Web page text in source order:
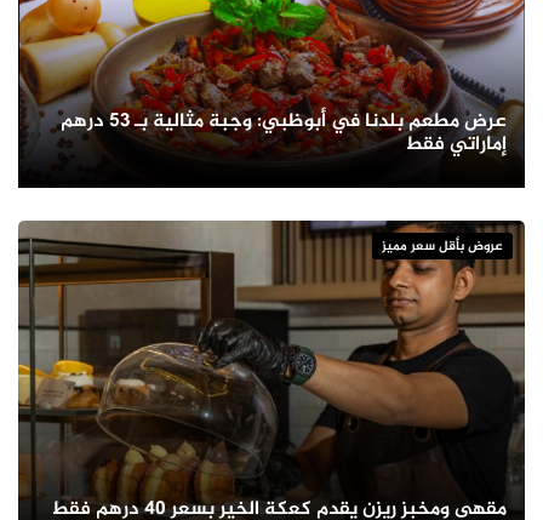
عرض مطعم بلدنا في أبوظبي: وجبة مثالية بـ 53 درهم
إماراتي فقط
عروض بأقل سعر مميز
مقهى ومخبز ريزن يقدم كعكة الخير بسعر 40 درهم فقط